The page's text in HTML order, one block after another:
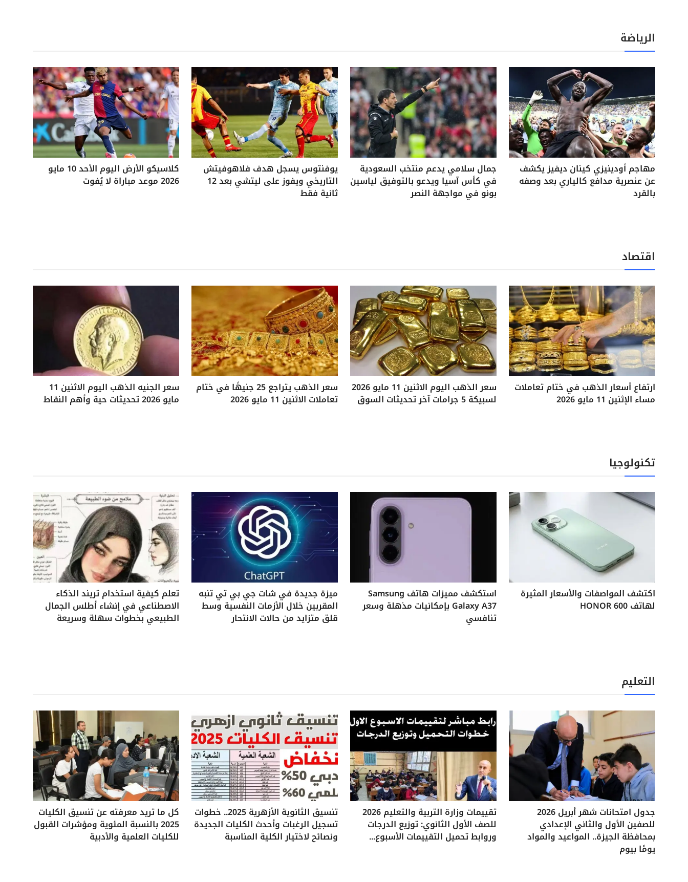
الرياضة
مهاجم أودينيزي كينان ديفيز يكشف
عن عنصرية مدافع كالياري بعد وصفه
بالقرد
جمال سلامي يدعم منتخب السعودية
في كأس آسيا ويدعو بالتوفيق لياسين
بونو في مواجهة النصر
يوفنتوس يسجل هدف فلاهوفيتش
التاريخي ويفوز على ليتشي بعد 12
ثانية فقط
كلاسيكو الأرض اليوم الأحد 10 مايو
2026 موعد مباراة لا يُفوت
اقتصاد
ارتفاع أسعار الذهب في ختام تعاملات
مساء الإثنين 11 مايو 2026
سعر الذهب اليوم الاثنين 11 مايو 2026
لسبيكة 5 جرامات آخر تحديثات السوق
سعر الذهب يتراجع 25 جنيهًا في ختام
تعاملات الاثنين 11 مايو 2026
سعر الجنيه الذهب اليوم الاثنين 11
مايو 2026 تحديثات حية وأهم النقاط
تكنولوجيا
اكتشف المواصفات والأسعار المثيرة
لهاتف HONOR 600
استكشف مميزات هاتف Samsung
Galaxy A37 بإمكانيات مذهلة وسعر
تنافسي
ميزة جديدة في شات جي بي تي تنبه
المقربين خلال الأزمات النفسية وسط
قلق متزايد من حالات الانتحار
تعلم كيفية استخدام تريند الذكاء
الاصطناعي في إنشاء أطلس الجمال
الطبيعي بخطوات سهلة وسريعة
التعليم
جدول امتحانات شهر أبريل 2026
للصفين الأول والثاني الإعدادي
بمحافظة الجيزة.. المواعيد والمواد
يومًا بيوم
تقييمات وزارة التربية والتعليم 2026
للصف الأول الثانوي: توزيع الدرجات
وروابط تحميل التقييمات الأسبوع...
تنسيق الثانوية الأزهرية 2025.. خطوات
تسجيل الرغبات وأحدث الكليات الجديدة
ونصائح لاختيار الكلية المناسبة
كل ما تريد معرفته عن تنسيق الكليات
2025 بالنسبة المئوية ومؤشرات القبول
للكليات العلمية والأدبية